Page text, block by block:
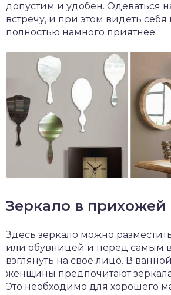
допустим и удобен. Одеваться
встречу, и при этом видеть себя
полностью намного приятнее.
Зеркало в прихожей
Здесь зеркало можно
или обувницей и перед самым
взглянуть на свое лицо. В
женщины предпочитают
Это необходимо для хорошего